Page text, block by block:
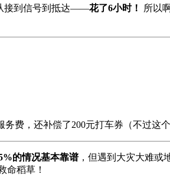
接到信号到抵达——花了6小时！
所以
费，还补偿了200元打车券（不过这个
的情况基本靠谱，但遇到大灾大难或
命稻草！